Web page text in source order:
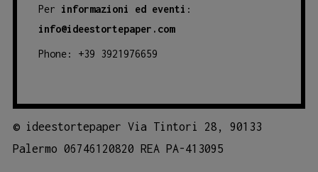
Per informazioni ed eventi :
info@ideestortepaper.com
Phone: +39 3921976659
© ideestortepaper Via Tintori 28, 90133
Palermo 06746120820 REA PA-413095